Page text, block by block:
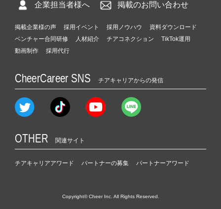
企業担当者様へ 掲載のお問い合わせ
掲載企業様の声 採用イベント 採用ノウハウ
資料ダウンロード
ベンチャー合同研修
人材紹介 チアコネクション
TikTok運用
動画制作
採用代行
CheerCareer SNS チアキャリアからの発信
OTHER 関連サイト
チアキャリアアワード パートナーの募集 パートナーアワード
Copyright© Cheer Inc. All Rights Reserved.